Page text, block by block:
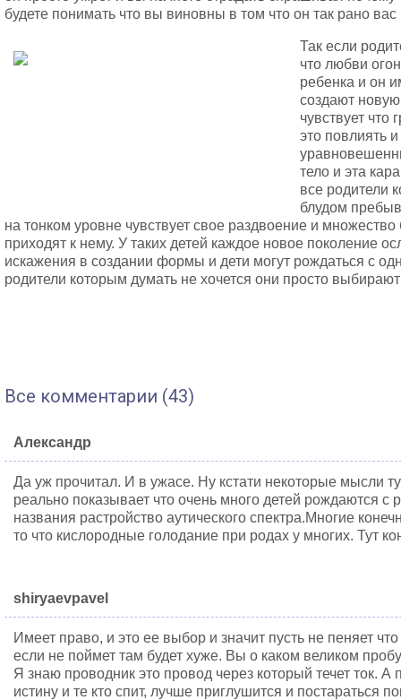
будете понимать что вы виновны в том что он так рано вас
Так если
что любви
ребенка и он
создают
чувствует
это повлиять
тело и эта
все родители
блудом
на тонком уровне чувствует свое раздвоение и
приходят к нему. У таких детей каждое новое поколение
искажения в создании формы и дети могут рождаться с
родители которым думать не хочется они просто
Все комментарии (43)
Александр
Да уж прочитал. И в ужасе. Ну кстати некоторые мысли
реально показывает что очень много детей рождаются с
названия растройство аутического спектра.Многие
то что кислородные голодание при родах у многих. Тут
shiryaevpavel
Имеет право, и это ее выбор и значит пусть не пеняет
если не поймет там будет хуже. Вы о каком великом
Я знаю проводник это провод через который течет ток. А
истину и те кто спит, лучше приглушится и постараться